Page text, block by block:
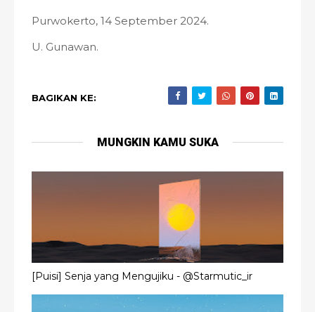
Purwokerto, 14 September 2024.
U. Gunawan.
BAGIKAN KE:
MUNGKIN KAMU SUKA
[Puisi] Senja yang Mengujiku - @Starmutic_ir